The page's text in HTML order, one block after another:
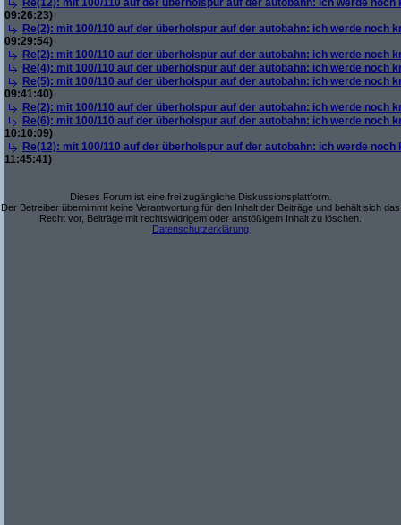
Re(12): mit 100/110 auf der überholspur auf der autobahn: ich werde noch
09:26:23)
Re(2): mit 100/110 auf der überholspur auf der autobahn: ich werde noch
09:29:54)
Re(2): mit 100/110 auf der überholspur auf der autobahn: ich werde noch
Re(4): mit 100/110 auf der überholspur auf der autobahn: ich werde noch
Re(5): mit 100/110 auf der überholspur auf der autobahn: ich werde noch
09:41:40)
Re(2): mit 100/110 auf der überholspur auf der autobahn: ich werde noch
Re(6): mit 100/110 auf der überholspur auf der autobahn: ich werde noch
10:10:09)
Re(12): mit 100/110 auf der überholspur auf der autobahn: ich werde noch
11:45:41)
Dieses Forum ist eine frei zugängliche Diskussionsplattform.
Der Betreiber übernimmt keine Verantwortung für den Inhalt der Beiträge und behält sich das
Recht vor, Beiträge mit rechtswidrigem oder anstößigem Inhalt zu löschen.
Datenschutzerklärung